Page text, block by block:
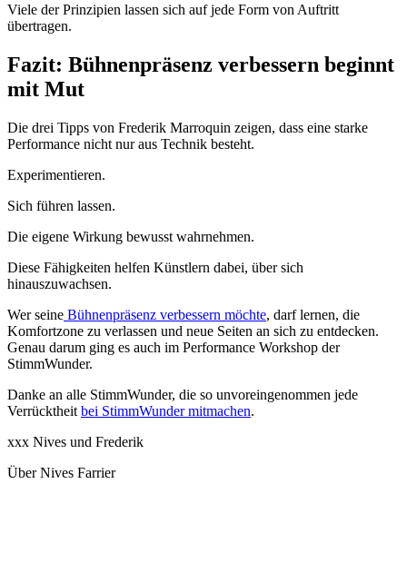
Viele der Prinzipien lassen sich auf jede Form von Auftritt
übertragen.
Fazit: Bühnenpräsenz verbessern beginnt
mit Mut
Die drei Tipps von Frederik Marroquin zeigen, dass eine starke
Performance nicht nur aus Technik besteht.
Experimentieren.
Sich führen lassen.
Die eigene Wirkung bewusst wahrnehmen.
Diese Fähigkeiten helfen Künstlern dabei, über sich
hinauszuwachsen.
Wer seine Bühnenpräsenz verbessern möchte, darf lernen, die
Komfortzone zu verlassen und neue Seiten an sich zu entdecken.
Genau darum ging es auch im Performance Workshop der
StimmWunder.
Danke an alle StimmWunder, die so unvoreingenommen jede
Verrücktheit bei StimmWunder mitmachen.
xxx Nives und Frederik
Über Nives Farrier